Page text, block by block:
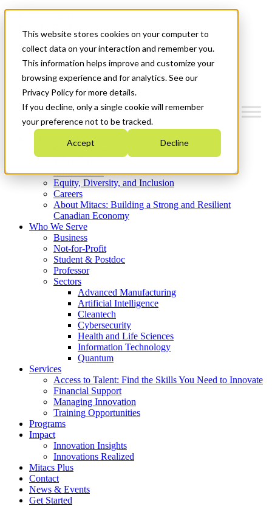
This website stores cookies on your computer to
collect data on your interaction and remember you.
This information helps improve and customize your
browsing experience and for analytics. See our
Privacy Policy for more details.
If you decline, only a single cookie will remember
your preference not to be tracked.
Accept Decline
News & Events
Get Started
Menu
Who We Are
Strategic Plan 2026-2030
What We Do
Equity, Diversity, and Inclusion
Careers
About Mitacs: Building a Strong and Resilient
Canadian Economy
Who We Serve
Business
Not-for-Profit
Student & Postdoc
Professor
Sectors
Advanced Manufacturing
Artificial Intelligence
Cleantech
Cybersecurity
Health and Life Sciences
Information Technology
Quantum
Services
Access to Talent: Find the Skills You Need to Innovate
Financial Support
Managing Innovation
Training Opportunities
Programs
Impact
Innovation Insights
Innovations Realized
Mitacs Plus
Contact
News & Events
Get Started